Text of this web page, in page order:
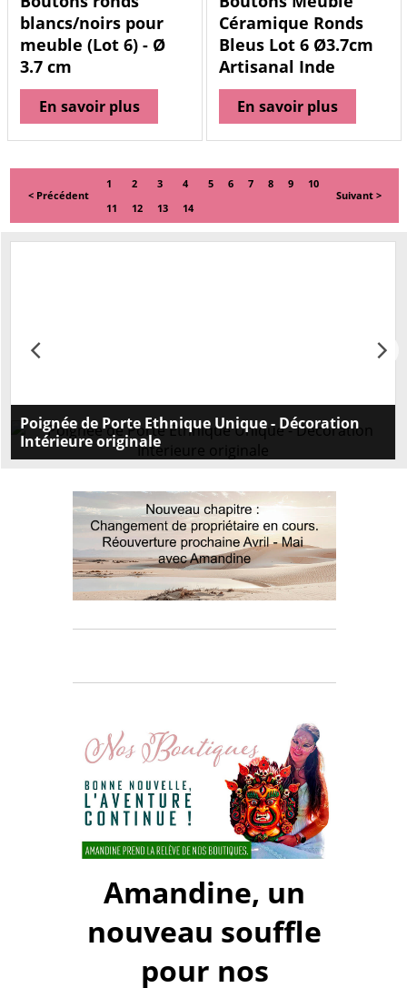
blancs/noirs pour
meuble (Lot 6) - Ø
3.7 cm
En savoir plus
Céramique Ronds
Bleus Lot 6 Ø3.7cm
Artisanal Inde
En savoir plus
< Précédent
1 2 3 4 5 6 7 8 9
10
11
12 13 14
Suivant >
Poignée de Porte Ethnique Unique - Décoration
Intérieure originale
originales ethniques. Style unique et qualité
supérieure. Commandez maintenant pour une
touche d'exception!
Amandine, un
nouveau souffle
pour nos